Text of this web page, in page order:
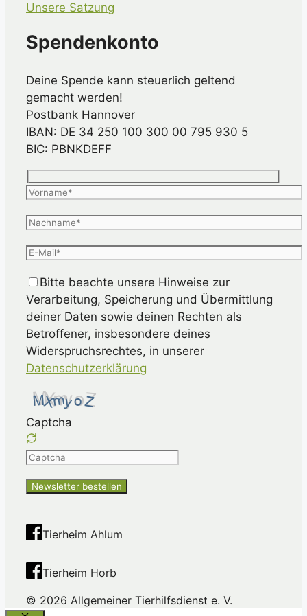
Unsere Satzung
Spendenkonto
Deine Spende kann steuerlich geltend
gemacht werden!
Postbank Hannover
IBAN: DE 34 250 100 300 00 795 930 5
BIC: PBNKDEFF
Bitte beachte unsere Hinweise zur
Verarbeitung, Speicherung und Übermittlung
deiner Daten sowie deinen Rechten als
Betroffener, insbesondere deines
Widerspruchsrechtes, in unserer
Datenschutzerklärung
Captcha
Please
the
shown
in
the
CAPTCHA
to
ensure
Tierheim Ahlum
Tierheim Horb
© 2026 Allgemeiner Tierhilfsdienst e. V.